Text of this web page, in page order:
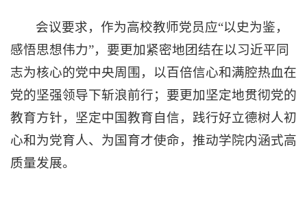
会议要求，作为高校教师党员应“以史为鉴，
感悟思想伟力”，要更加紧密地团结在以习近平同
志为核心的党中央周围，以百倍信心和满腔热血在
党的坚强领导下斩浪前行；要更加坚定地贯彻党的
教育方针，坚定中国教育自信，践行好立德树人初
心和为党育人、为国育才使命，推动学院内涵式高
质量发展。